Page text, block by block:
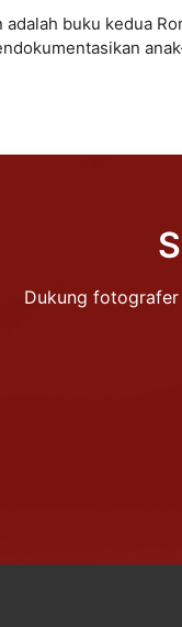
buku kedua
Dukung